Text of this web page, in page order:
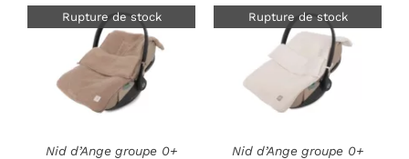
Rupture de stock
DÉTAILS
Nid d’Ange groupe 0+
Rupture de stock
DÉTAILS
Nid d’Ange groupe 0+